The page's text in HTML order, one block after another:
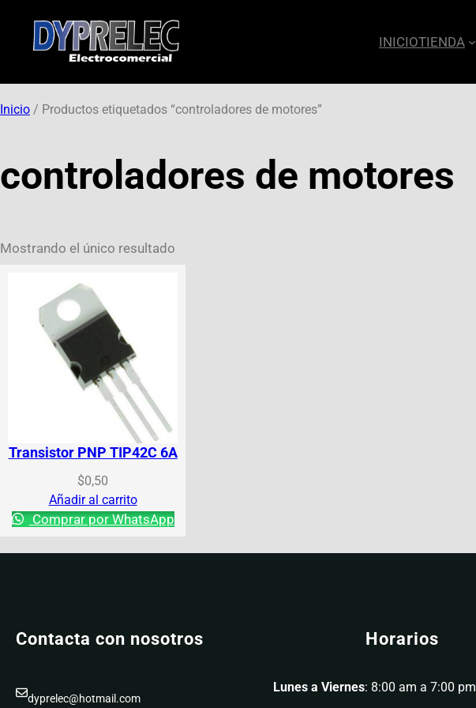
INICIOTIENDA
Inicio / Productos etiquetados “controladores de motores”
controladores de motores
Mostrando el único resultado
Transistor PNP TIP42C 6A
$0,50
Añadir al carrito
Comprar por WhatsApp
Contacta con nosotros
dyprelec@hotmail.com
Horarios
Lunes a Viernes: 8:00 am a 7:00 pm